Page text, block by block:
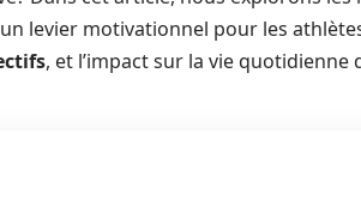
levier motivationnel pour les
, et l’impact sur la vie quotidienne